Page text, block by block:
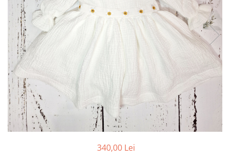
Botosei
Caciuli
Fulare si esarfe
Manusi
Saci de dormit bebe
Prosoape
Perii de par bebe
Camasi Barbati
340,00 Lei